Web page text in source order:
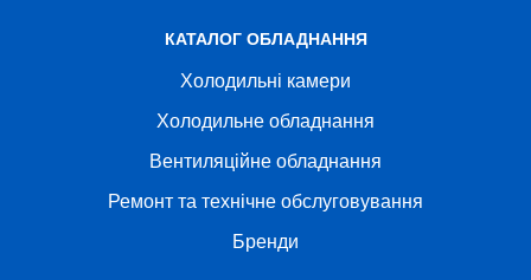
КАТАЛОГ ОБЛАДНАННЯ
Холодильні камери
Холодильне обладнання
Вентиляційне обладнання
Ремонт та технічне обслуговування
Бренди